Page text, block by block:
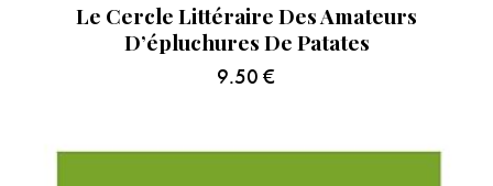
Le Cercle Littéraire Des Amateurs
D’épluchures De Patates
9.50 €